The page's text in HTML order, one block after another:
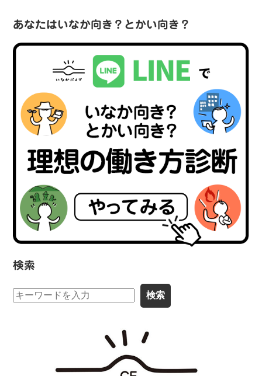
あなたはいなか向き？とかい向き？
検索